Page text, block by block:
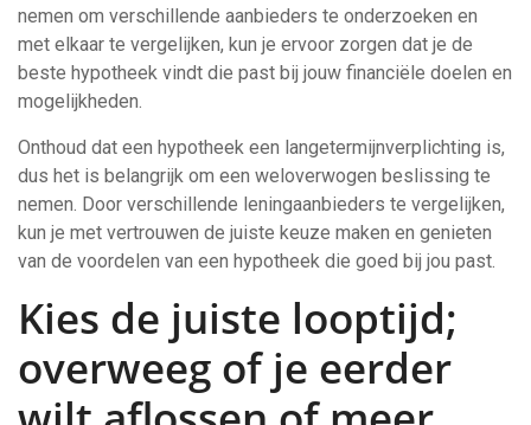
nemen om verschillende aanbieders te onderzoeken en
met elkaar te vergelijken, kun je ervoor zorgen dat je de
beste hypotheek vindt die past bij jouw financiële doelen en
mogelijkheden.
Onthoud dat een hypotheek een langetermijnverplichting is,
dus het is belangrijk om een weloverwogen beslissing te
nemen. Door verschillende leningaanbieders te vergelijken,
kun je met vertrouwen de juiste keuze maken en genieten
van de voordelen van een hypotheek die goed bij jou past.
Kies de juiste looptijd;
overweeg of je eerder